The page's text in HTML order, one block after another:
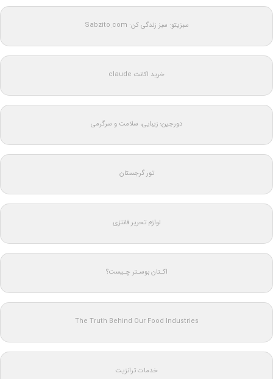
سبزیتو: سبز زندگی کن: Sabzito.com
خرید اکانت claude
دورجین؛ زیبایی، سلامت و سرگرمی
تور گرجستان
لوازم تحریر فانتزی
اکـتان بوسـتر چـیست؟
The Truth Behind Our Food Industries
خدمات ترانزیت